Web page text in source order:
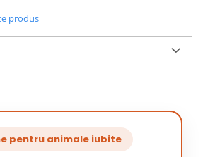
produs
pentru animale iubite